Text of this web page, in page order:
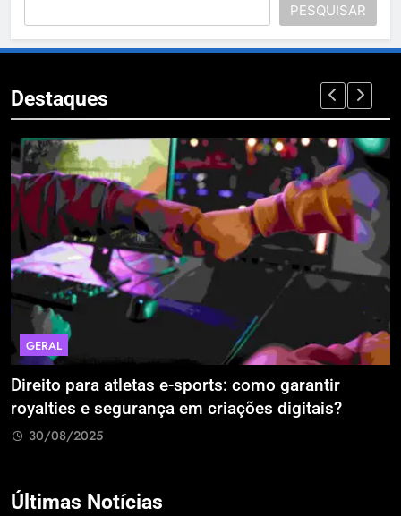
PESQUISAR
Destaques
GERAL
para atletas e-sports: como garantir
e segurança em criações digitais?
30/08/2025
Últimas Notícias